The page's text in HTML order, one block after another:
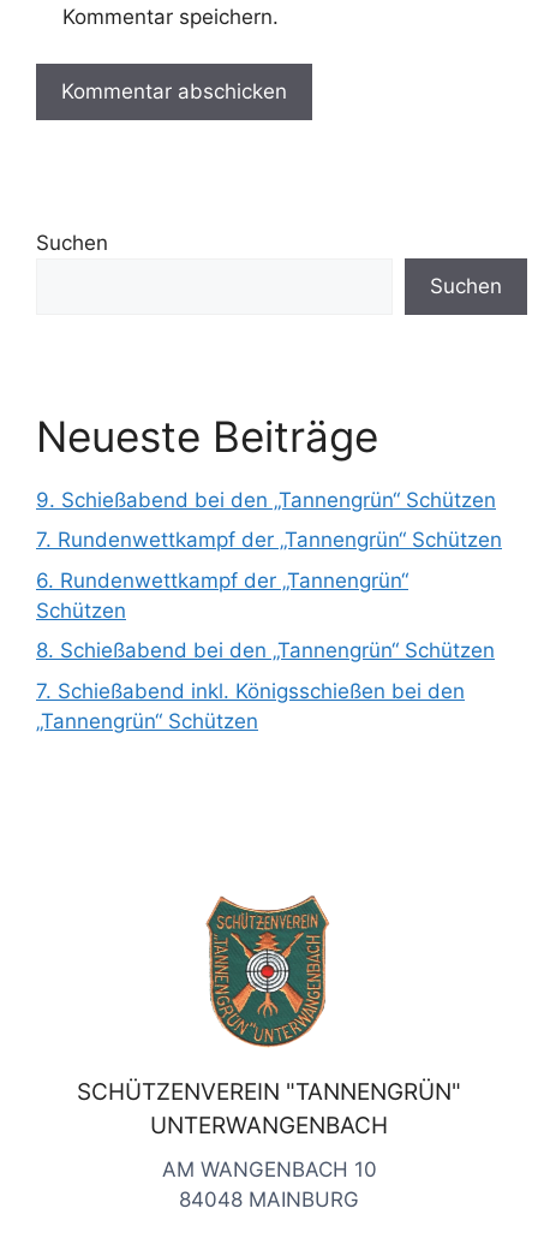
Kommentar speichern.
Suchen
Suchen
Neueste Beiträge
9. Schießabend bei den „Tannengrün“ Schützen
7. Rundenwettkampf der „Tannengrün“ Schützen
6. Rundenwettkampf der „Tannengrün“
Schützen
8. Schießabend bei den „Tannengrün“ Schützen
7. Schießabend inkl. Königsschießen bei den
„Tannengrün“ Schützen
SCHÜTZENVEREIN "TANNENGRÜN"
UNTERWANGENBACH
AM WANGENBACH 10
84048 MAINBURG